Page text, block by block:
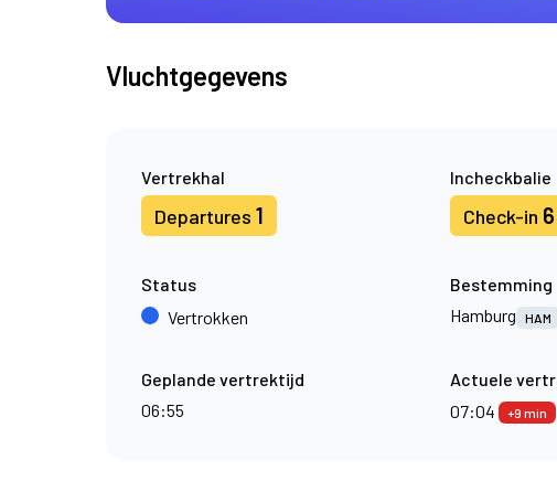
Vluchtgegevens
Vertrekhal
Departures 1
Incheckbalie
Check-in 6
Status
Vertrokken
Bestemming
Hamburg
HAM
Geplande vertrektijd
06:55
Actuele
07:04
+9 min